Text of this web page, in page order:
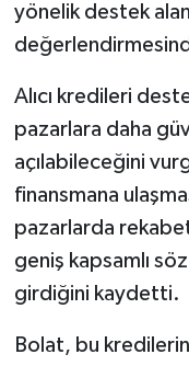
yönelik destek
Alıcı kredileri
pazarlara daha
açılabileceğini
finansmana
pazarlarda
geniş kapsamlı
girdiğini kaydetti.
Bolat, bu